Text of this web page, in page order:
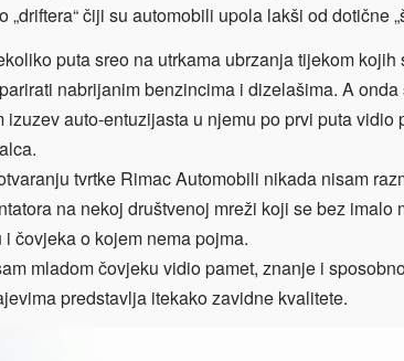
„driftera“ čiji su automobili upola lakši od dotične
puta sreo na utrkama ubrzanja tijekom
nabrijanim benzincima i dizelašima. A
izuzev auto-entuzijasta u njemu po prvi puta vidio
tvrtke Rimac Automobili nikada nisam
na nekoj društvenoj mreži koji se bez imalo
čovjeka o kojem nema pojma.
mladom čovjeku vidio pamet, znanje i
predstavlja itekako zavidne kvalitete.